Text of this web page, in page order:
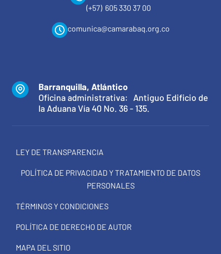
(+57) 605 330 37 00
comunica@camarabaq.org.co
Barranquilla, Atlántico
Oficina administrativa: Antiguo Edificio de
la Aduana Vía 40 No. 36 - 135.
LEY DE TRANSPARENCIA
POLÍTICA DE PRIVACIDAD Y TRATAMIENTO DE DATOS
PERSONALES
TÉRMINOS Y CONDICIONES
POLÍTICA DE DERECHO DE AUTOR
MAPA DEL SITIO